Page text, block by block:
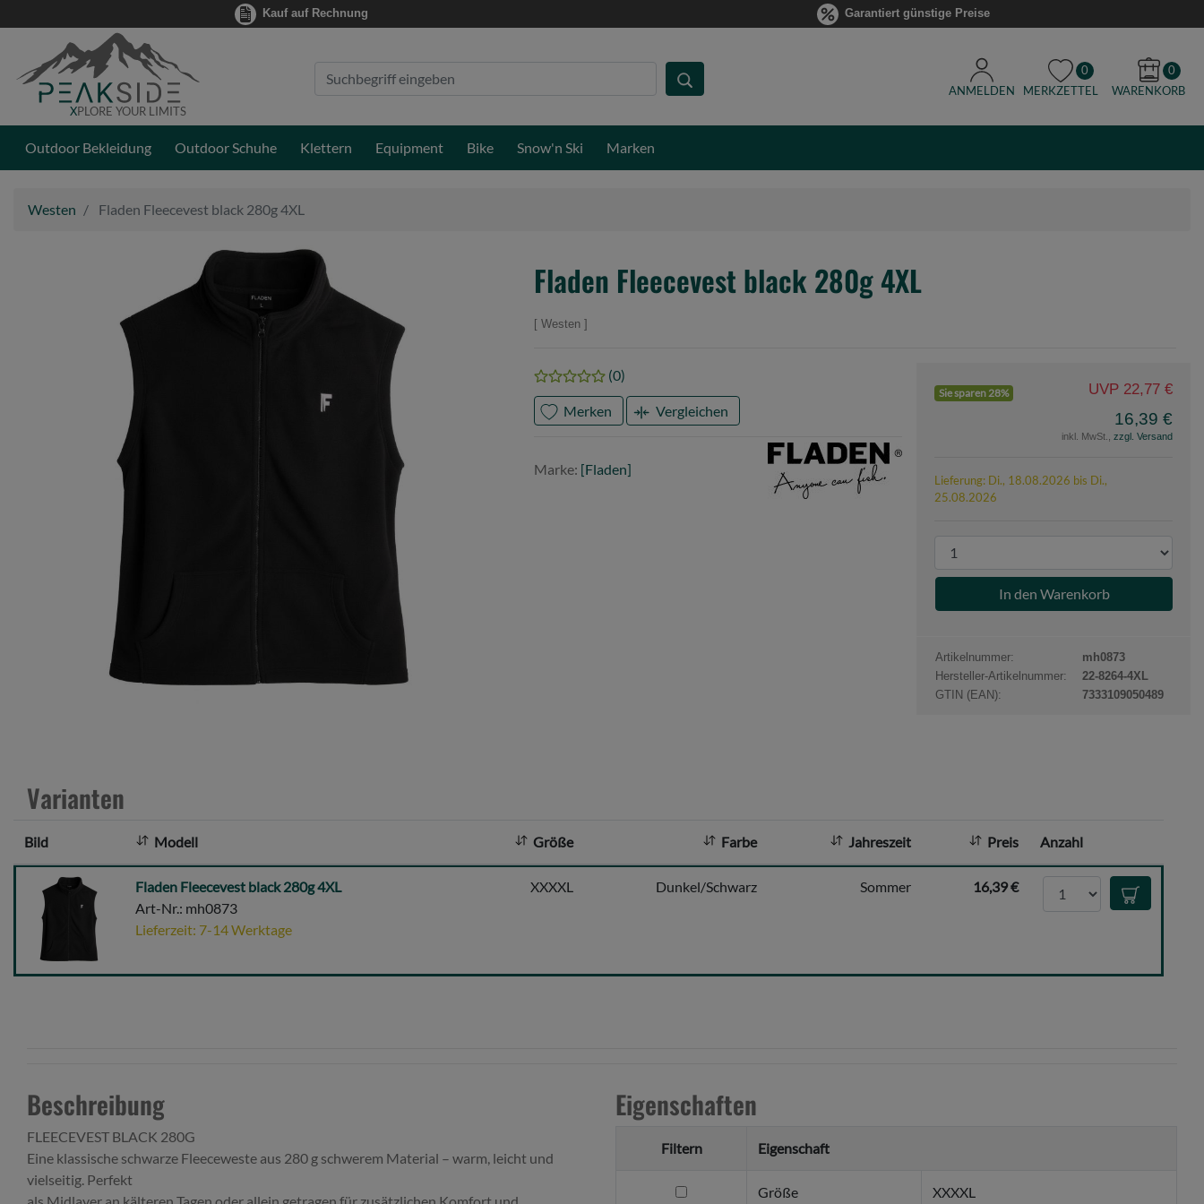
Kauf auf Rechnung Garantiert günstige Preise
XPLORE YOUR LIMITS
Suche
Eingabefeld
ANMELDEN
0
MERKZETTEL
0
WARENKORB
Outdoor Bekleidung Outdoor Schuhe Klettern Equipment Bike Snow'n Ski Marken
Westen Fladen Fleecevest black 280g 4XL
Fladen Fleecevest black 280g 4XL
Westen
(0)
Merken Vergleichen
Marke: [Fladen]
Marke
Fladen
Sie sparen 28% UVP 22,77 €
16,39 €
inkl. MwSt., zzgl. Versand
Lieferung: Di., 18.08.2026 bis Di.,
25.08.2026
r
d
k
t
a
Artikelnummer:
mh0873
Hersteller-Artikelnummer:
22-8264-4XL
GTIN (EAN):
7333109050489
Varianten
Bild Modell Größe Farbe Jahreszeit Preis Anzahl
Fladen
Fleecevest
black
280g
4XL
Fladen Fleecevest black 280g 4XL
Art-Nr.: mh0873
Lieferzeit: 7-14 Werktage
XXXXL Dunkel/Schwarz Sommer 16,39 € In den
Beschreibung
FLEECEVEST BLACK 280G
Eine klassische schwarze Fleeceweste aus 280 g schwerem Material – warm, leicht und
vielseitig. Perfekt
als Midlayer an kälteren Tagen oder allein getragen für zusätzlichen Komfort und
Eigenschaften
Filtern Eigenschaft
filtern
Größe XXXXL